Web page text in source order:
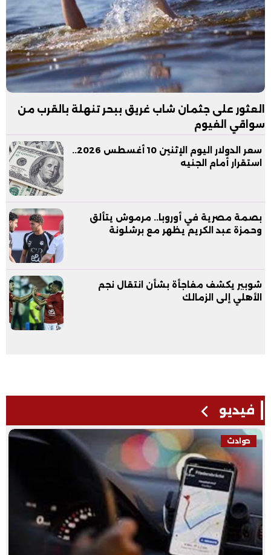
العثور على جثمان شاب غريق ببحر تنهلة بالقرب من
سواقي الفيوم
سعر الدولار اليوم الإثنين 10 أغسطس 2026..
استقرار أمام الجنيه
بصمة مصرية في أوروبا.. مرموش يتألق
وحمزة عبد الكريم يظهر مع برشلونة
شوبير يكشف مفاجأة بشأن انتقال نجم
الأهلي إلى الزمالك
فيديو
حوادث